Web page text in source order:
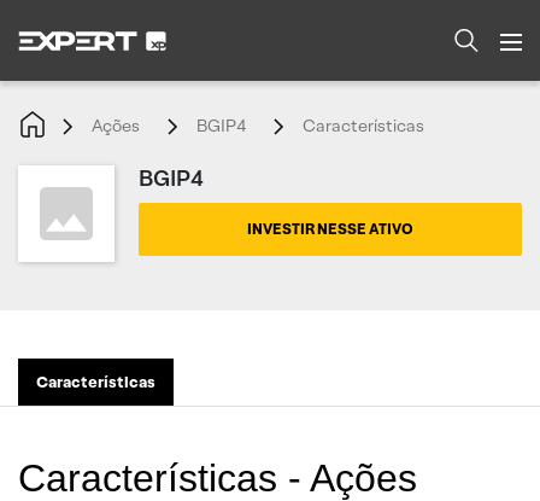
Ações BGIP4 Características
BGIP4
INVESTIR NESSE ATIVO
Características
Características - Ações